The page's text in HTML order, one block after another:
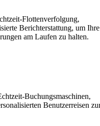
Flottenverfolgung,
Berichterstattung, um Ihre
am Laufen zu halten.
Buchungsmaschinen,
Benutzerreisen